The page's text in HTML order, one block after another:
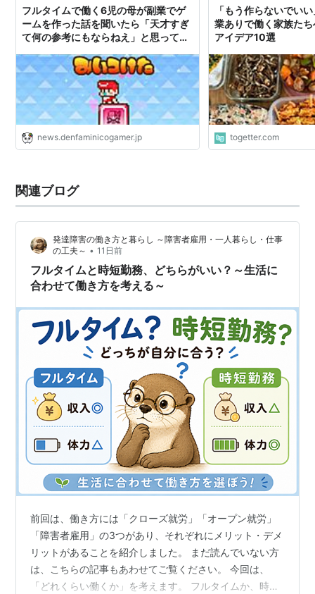
フルタイムで働く6児の母が副業でゲ
ームを作った話を聞いたら「天才すぎ
て何の参考にもならねえ」と思ってし
news.denfaminicogamer.jp
「もう作らないでい
業ありで働く家族た
アイデア10選
togetter.com
関連ブログ
発達障害の働き方と暮らし ～障害者雇用・一人暮らし・仕事
の工夫～ • 11日前
フルタイムと時短勤務、どちらがいい？～生活に
合わせて働き方を考える～
前回は、働き方には「クローズ就労」「オープン就労」
「障害者雇用」の3つがあり、それぞれにメリット・デメ
リットがあることを紹介しました。 まだ読んでいない方
は、こちらの記事もあわせてご覧ください。 今回は、
「どれくらい働くか」を考えます。 フルタイムか、時短